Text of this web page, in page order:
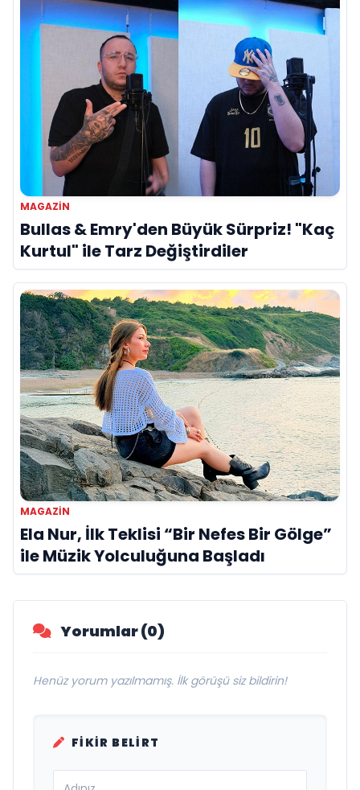
MAGAZIN
Bullas & Emry'den Büyük Sürpriz! "Kaç
Kurtul" ile Tarz Değiştirdiler
MAGAZIN
Ela Nur, İlk Teklisi “Bir Nefes Bir Gölge”
ile Müzik Yolculuğuna Başladı
Yorumlar (0)
Henüz yorum yazılmamış. İlk görüşü siz bildirin!
FIKIR BELIRT